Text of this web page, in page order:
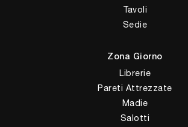
Tavoli
Sedie
Zona Giorno
Librerie
Pareti Attrezzate
Madie
Salotti